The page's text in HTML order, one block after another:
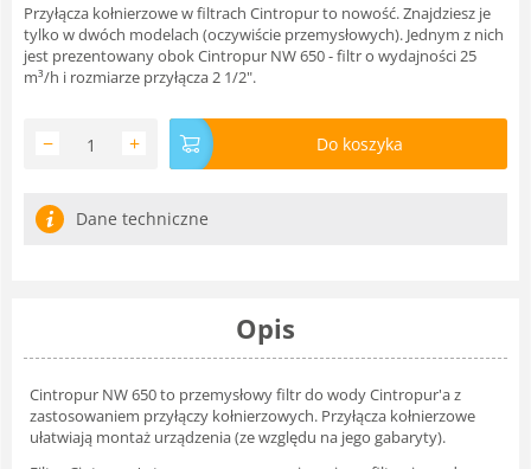
Przyłącza kołnierzowe w filtrach Cintropur to nowość. Znajdziesz je
tylko w dwóch modelach (oczywiście przemysłowych). Jednym z nich
jest prezentowany obok Cintropur NW 650 - filtr o wydajności 25
m³/h i rozmiarze przyłącza 2 1/2".
+
− Do koszyka
Dane techniczne
Opis
Cintropur NW 650 to przemysłowy filtr do wody Cintropur'a z
zastosowaniem przyłączy kołnierzowych. Przyłącza kołnierzowe
ułatwiają montaż urządzenia (ze względu na jego gabaryty).